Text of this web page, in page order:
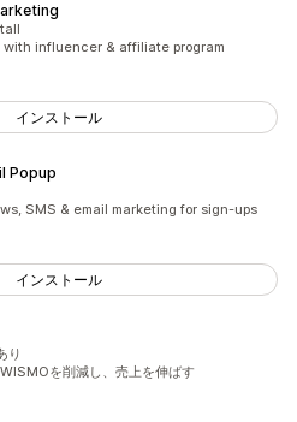
with influencer & affiliate program
インストール
Popup
SMS & email marketing for sign-ups
インストール
り
を削減し、売上を伸ばす